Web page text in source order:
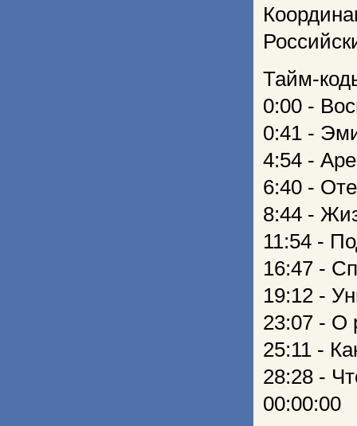
Тайм-
0:00 -
0:41 -
4:54 -
6:40 -
8:44 -
11:54 -
16:47 -
19:12 -
23:07 - О
25:11 -
28:28 -